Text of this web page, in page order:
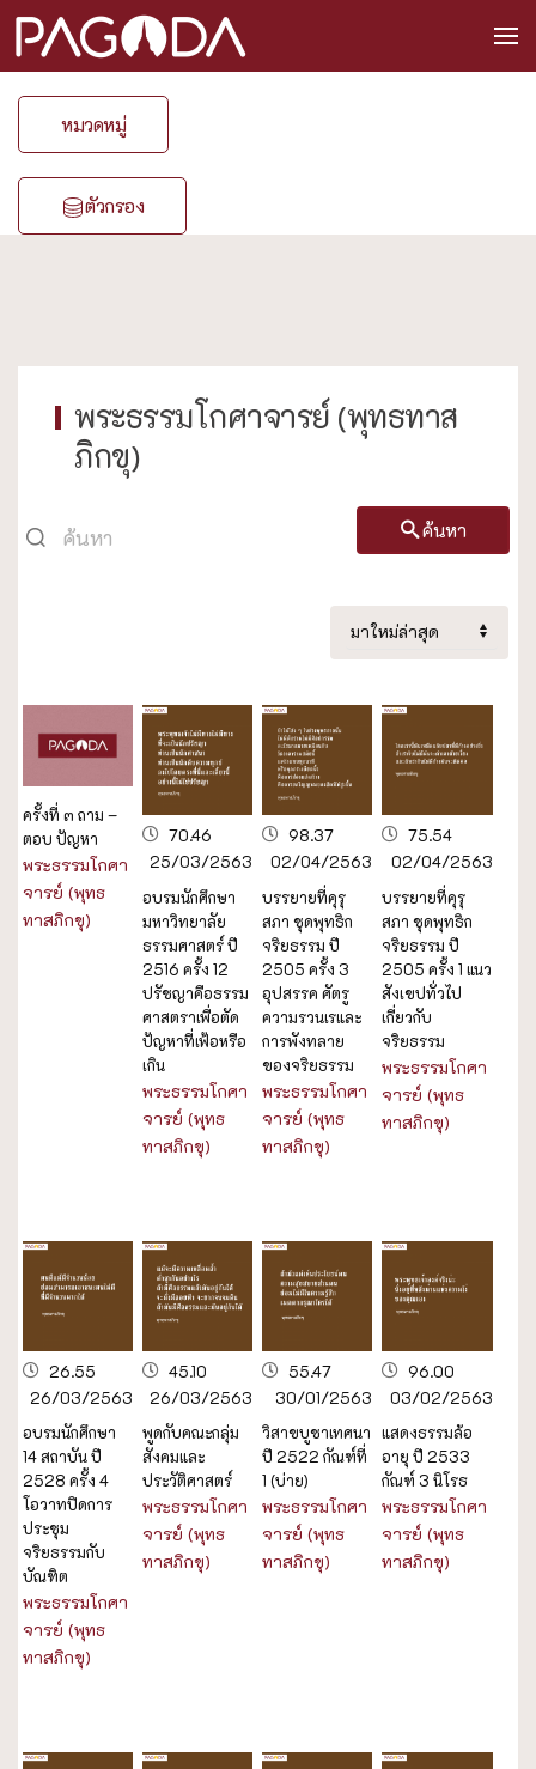
หมวดหมู่
ตัวกรอง
พระธรรมโกศาจารย์ (พุทธทาส
ภิกขุ)
ค้นหา
ครั้งที่ ๓ ถาม –
ตอบ ปัญหา
พระธรรมโกศา
จารย์ (พุทธ
ทาสภิกขุ)
70.46
25/03/2563
อบรมนักศึกษา
มหาวิทยาลัย
ธรรมศาสตร์ ปี
2516 ครั้ง 12
ปรัชญาคือธรรม
ศาสตราเพื่อตัด
ปัญหาที่เฟ้อหรือ
เกิน
พระธรรมโกศา
จารย์ (พุทธ
ทาสภิกขุ)
98.37
02/04/2563
บรรยายที่คุรุ
สภา ชุดพุทธิก
จริยธรรม ปี
2505 ครั้ง 3
อุปสรรค ศัตรู
ความรวนเรและ
การพังทลาย
ของจริยธรรม
พระธรรมโกศา
จารย์ (พุทธ
ทาสภิกขุ)
75.54
02/04/2563
บรรยายที่คุรุ
สภา ชุดพุทธิก
จริยธรรม ปี
2505 ครั้ง 1 แนว
สังเขปทั่วไป
เกี่ยวกับ
จริยธรรม
พระธรรมโกศา
จารย์ (พุทธ
ทาสภิกขุ)
26.55
26/03/2563
อบรมนักศึกษา
14 สถาบัน ปี
2528 ครั้ง 4
โอวาทปิดการ
ประชุม
จริยธรรมกับ
บัณฑิต
พระธรรมโกศา
จารย์ (พุทธ
ทาสภิกขุ)
45.10
26/03/2563
พูดกับคณะกลุ่ม
สังคมและ
ประวัติศาสตร์
พระธรรมโกศา
จารย์ (พุทธ
ทาสภิกขุ)
55.47
30/01/2563
วิสาขบูชาเทศนา
ปี 2522 กัณฑ์ที่
1 (บ่าย)
พระธรรมโกศา
จารย์ (พุทธ
ทาสภิกขุ)
96.00
03/02/2563
แสดงธรรมล้อ
อายุ ปี 2533
กัณฑ์ 3 นิโรธ
พระธรรมโกศา
จารย์ (พุทธ
ทาสภิกขุ)